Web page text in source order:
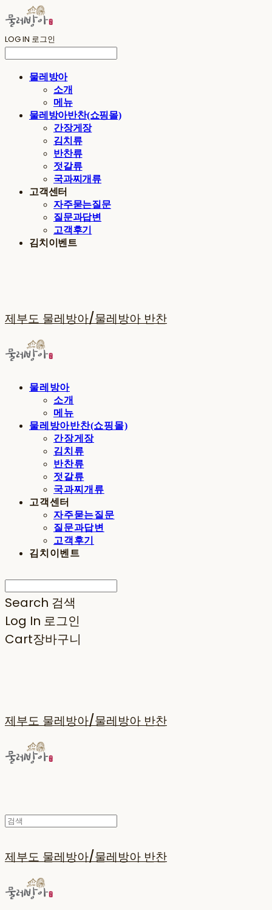
LOG IN 로그인
물레방아
소개
메뉴
물레방아반찬(쇼핑몰)
간장게장
김치류
반찬류
젓갈류
국과찌개류
고객센터
자주묻는질문
질문과답변
고객후기
김치이벤트
제부도 물레방아/물레방아 반찬
물레방아
소개
메뉴
물레방아반찬(쇼핑몰)
간장게장
김치류
반찬류
젓갈류
국과찌개류
고객센터
자주묻는질문
질문과답변
고객후기
김치이벤트
Search 검색
Log In 로그인
Cart장바구니
제부도 물레방아/물레방아 반찬
제부도 물레방아/물레방아 반찬